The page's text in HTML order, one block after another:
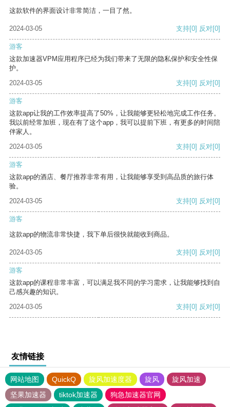
这款软件的界面设计非常简洁，一目了然。
2024-03-05 支持[0] 反对[0]
游客
这款加速器VPM应用程序已经为我们带来了无限的隐私保护和安全性保
护。
2024-03-05
支持[0] 反对[0]
游客
这款app让我的工作效率提高了50%，让我能够更轻松地完成工作任务。
我以前经常加班，现在有了这个app，我可以提前下班，有更多的时间陪
伴家人。
2024-03-05
支持[0] 反对[0]
游客
这款app的酒店、餐厅推荐非常有用，让我能够享受到高品质的旅行体
验。
2024-03-05
支持[0] 反对[0]
游客
这款app的物流非常快捷，我下单后很快就能收到商品。
2024-03-05 支持[0] 反对[0]
游客
这款app的课程非常丰富，可以满足我不同的学习需求，让我能够找到自
己感兴趣的知识。
2024-03-05
支持[0] 反对[0]
友情链接
网站地图 QuickQ 旋风加速度器 旋风
旋风加速
坚果加速器
tiktok加速器
狗急加速器官网